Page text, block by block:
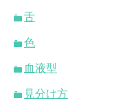
舌
色
血液型
見分け方